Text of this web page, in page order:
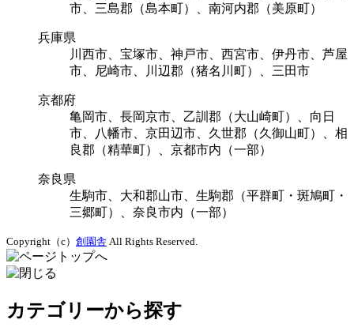
市、三島郡（島本町）、南河内郡（美原町）
兵庫県
川西市、宝塚市、神戸市、西宮市、伊丹市、芦屋
市、尼崎市、川辺郡（猪名川町）、三田市
京都府
亀岡市、長岡京市、乙訓郡（大山崎町）、向日
市、八幡市、京田辺市、久世郡（久御山町）、相
良郡（精華町）、京都市内（一部）
奈良県
生駒市、大和郡山市、生駒郡（平群町・斑鳩町・
三郷町）、奈良市内（一部）
Copyright（c） 創園舎 All Rights Reserved.
カテゴリーから探す